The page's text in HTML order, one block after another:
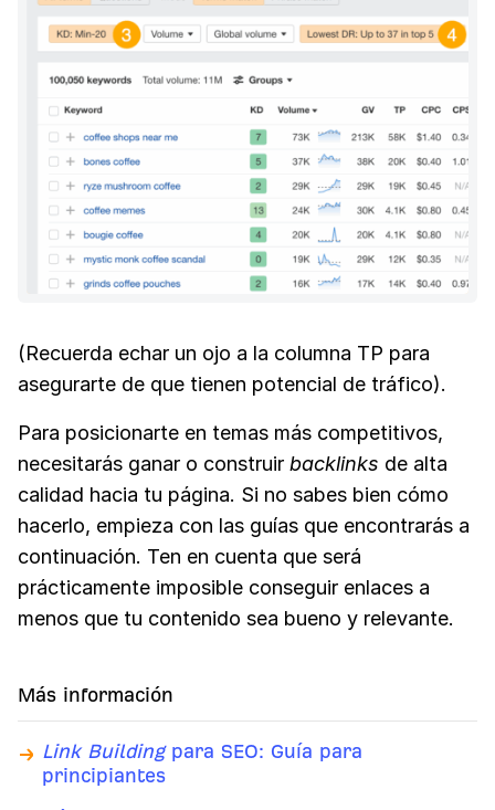
(Recuerda echar un ojo a la columna TP para
asegurarte de que tienen potencial de tráfico).
Para posicionarte en temas más competitivos,
necesitarás ganar o construir backlinks de alta
calidad hacia tu página. Si no sabes bien cómo
hacerlo, empieza con las guías que encontrarás a
continuación. Ten en cuenta que será
prácticamente imposible conseguir enlaces a
menos que tu contenido sea bueno y relevante.
Más información
Link Buildingpara SEO: Guía para
principiantes